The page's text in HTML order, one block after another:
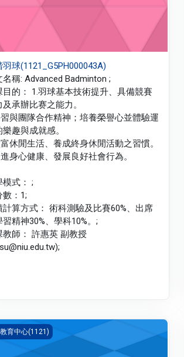
羽球(1121_G5PH000043A)
名稱: Advanced Badminton ;
目的： 1.羽球基本技術提升、具備競賽
承辦比赛之能力。
與團隊合作精神；培養榮譽心並體驗運
趣與成就感。
休閒生活、養成終身休閒活動之習慣。
身心健康、發展良好社會行為。
模式： ;
數：1;
計算方式： 術科測驗及比賽60%、出席
習精神30%、學科10%。;
教師： 許惠英 副教授
(1121_G5PH000076I)
育中心(1121)